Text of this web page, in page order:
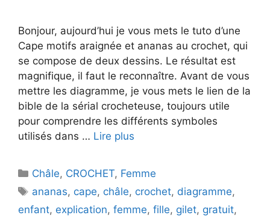
Bonjour, aujourd’hui je vous mets le tuto d’une
Cape motifs araignée et ananas au crochet, qui
se compose de deux dessins. Le résultat est
magnifique, il faut le reconnaître. Avant de vous
mettre les diagramme, je vous mets le lien de la
bible de la sérial crocheteuse, toujours utile
pour comprendre les différents symboles
utilisés dans … Lire plus
Catégories
Châle, CROCHET, Femme
Étiquettes
ananas, cape, châle, crochet, diagramme,
enfant, explication, femme, fille, gilet, gratuit,